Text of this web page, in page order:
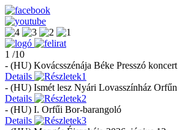
1 /10
- (HU) Kovácsszénája Béke Presszó koncert
Details
- (HU) Ismét lesz Nyári Lovasszínház Orfűn
Details
- (HU) I. Orfűi Bor-barangoló
Details